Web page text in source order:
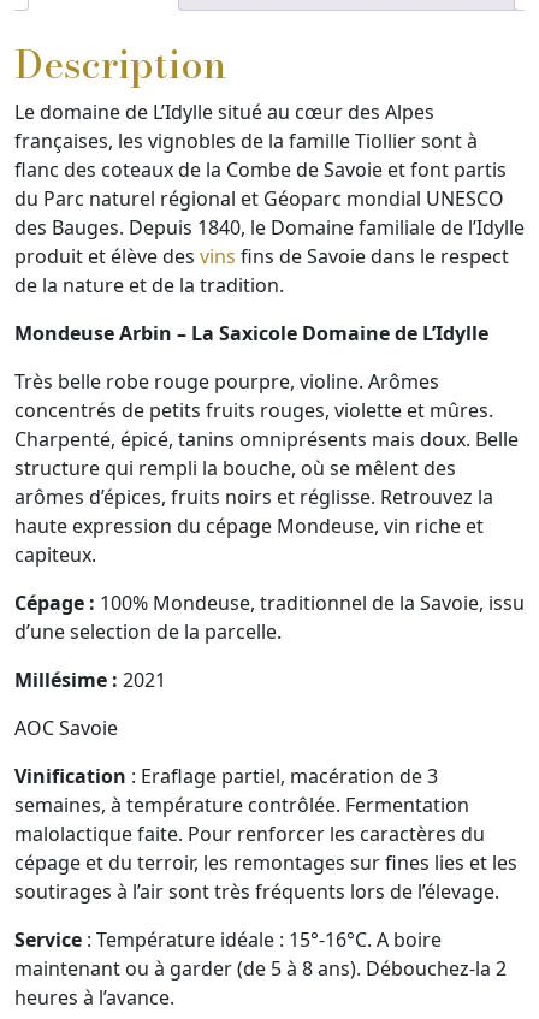
Description
Le domaine de L’Idylle situé au cœur des Alpes
françaises, les vignobles de la famille Tiollier sont à
flanc des coteaux de la Combe de Savoie et font partis
du Parc naturel régional et Géoparc mondial UNESCO
des Bauges. Depuis 1840, le Domaine familiale de l’Idylle
produit et élève des vins fins de Savoie dans le respect
de la nature et de la tradition.
Mondeuse Arbin – La Saxicole Domaine de L’Idylle
Très belle robe rouge pourpre, violine. Arômes
concentrés de petits fruits rouges, violette et mûres.
Charpenté, épicé, tanins omniprésents mais doux. Belle
structure qui rempli la bouche, où se mêlent des
arômes d’épices, fruits noirs et réglisse. Retrouvez la
haute expression du cépage Mondeuse, vin riche et
capiteux.
Cépage : 100% Mondeuse, traditionnel de la Savoie, issu
d’une selection de la parcelle.
Millésime : 2021
AOC Savoie
Vinification : Eraflage partiel, macération de 3
semaines, à température contrôlée. Fermentation
malolactique faite. Pour renforcer les caractères du
cépage et du terroir, les remontages sur fines lies et les
soutirages à l’air sont très fréquents lors de l’élevage.
Service : Température idéale : 15°-16°C. A boire
maintenant ou à garder (de 5 à 8 ans). Débouchez-la 2
heures à l’avance.